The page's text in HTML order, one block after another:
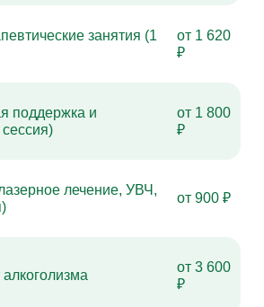
занятия (1
от 1 620
₽
поддержка и
сессия)
от 1 800
₽
лечение, УВЧ,
от 900 ₽
от 3 600
₽